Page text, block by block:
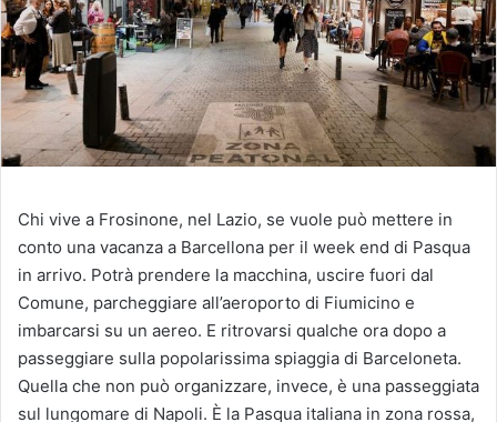
Chi vive a Frosinone, nel Lazio, se vuole può mettere in
conto una vacanza a Barcellona per il week end di Pasqua
in arrivo. Potrà prendere la macchina, uscire fuori dal
Comune, parcheggiare all’aeroporto di Fiumicino e
imbarcarsi su un aereo. E ritrovarsi qualche ora dopo a
passeggiare sulla popolarissima spiaggia di Barceloneta.
Quella che non può organizzare, invece, è una passeggiata
sul lungomare di Napoli. È la Pasqua italiana in zona rossa,